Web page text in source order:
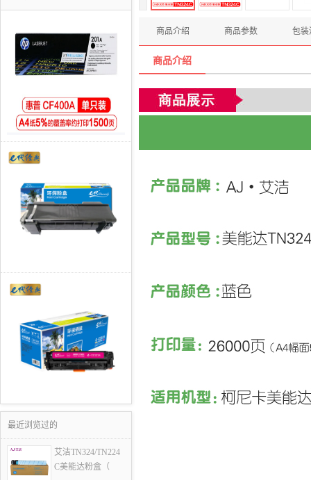
最近浏览过的
艾洁TN324/TN224
C美能达粉盒（
商品介绍 商品参数 包装
商品介绍